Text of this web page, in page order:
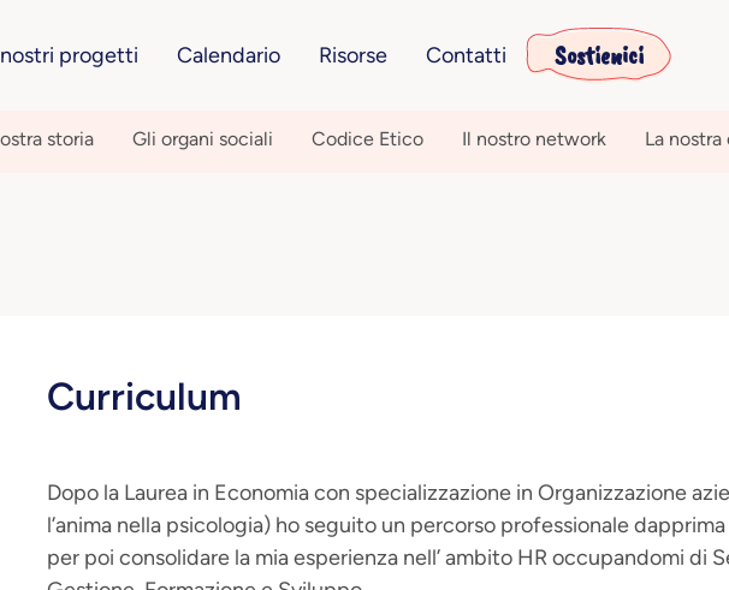
progetti Calendario Risorse Contatti Sostienici
storia Gli organi sociali Codice Etico Il nostro network La
Curriculum
Dopo la Laurea in Economia con specializzazione in Organizzazione
l’anima nella psicologia) ho seguito un percorso professionale
per poi consolidare la mia esperienza nell’ ambito HR occupandomi di